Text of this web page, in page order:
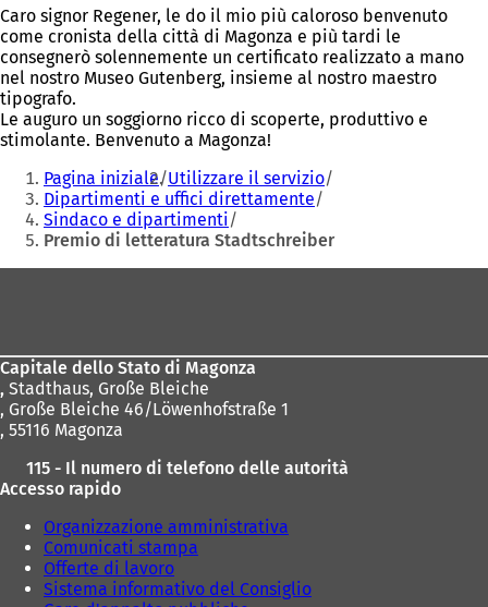
Caro signor Regener, le do il mio più caloroso benvenuto
come cronista della città di Magonza e più tardi le
consegnerò solennemente un certificato realizzato a mano
nel nostro Museo Gutenberg, insieme al nostro maestro
tipografo.
Le auguro un soggiorno ricco di scoperte, produttivo e
stimolante. Benvenuto a Magonza!
Siete
qui:
Pagina iniziale Utilizzare il servizio
Dipartimenti e uffici direttamente
Sindaco e dipartimenti
Premio di letteratura Stadtschreiber
Capitale dello Stato di Magonza
, Stadthaus, Große Bleiche
, Große Bleiche 46/Löwenhofstraße 1
, 55116 Magonza
115 - Il numero di telefono delle autorità
Accesso rapido
Organizzazione amministrativa
Comunicati stampa
Offerte di lavoro
Sistema informativo del Consiglio